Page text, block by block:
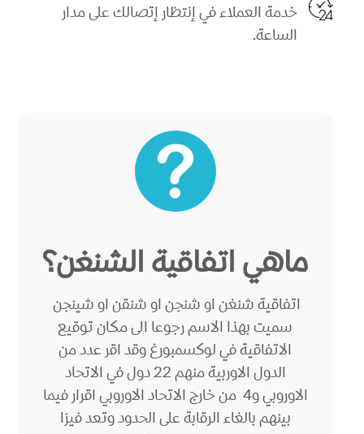
خدمة العملاء في إنتظار إتصالك على مدار
الساعة.
ماهي اتفاقية الشنغن؟
اتفاقية شنغن او شنجن او شنقن او شينجن
سميت بهذا الاسم رجوعا الى مكان توقيع
الاتفاقية في لوكسمبورغ وقد اقر عدد من
الدول الاوربية منهم 22 دول في الاتحاد
الاوروبي و4 من خارج الاتحاد الاوروبي اقرار فيما
بينهم بالغاء الرقابة على الحدود وتعد فيزا